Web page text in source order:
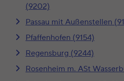
(9202)
Passau mit Außenstellen
Pfaffenhofen (9154)
Regensburg (9244)
Rosenheim m. ASt